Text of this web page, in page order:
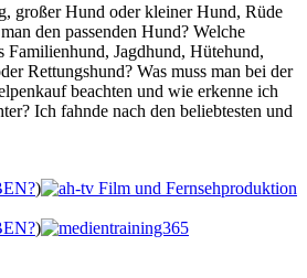
großer Hund oder kleiner Hund, Rüde
den passenden Hund? Welche
Familienhund, Jagdhund, Hütehund,
Rettungshund? Was muss man bei der
beachten und wie erkenne ich
Ich fahnde nach den beliebtesten und
)
)